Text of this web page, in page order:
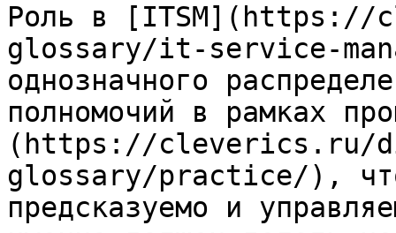
Роль в
glossary/it-service-
однозначного
полномочий в рамках
(https://cleverics.ru/
glossary/practice/),
предсказуемо и